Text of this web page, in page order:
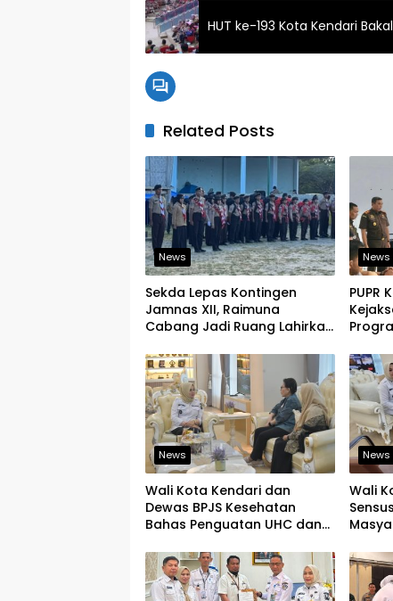
HUT ke-193 Kota Kendari
Related Posts
News
Sekda Lepas Kontingen
Jamnas XII, Raimuna
Cabang Jadi Ruang Lahirkan
Pemimpin
News
PUPR
News
Wali Kota Kendari dan
Dewas BPJS Kesehatan
Bahas Penguatan UHC dan
Kesehatan
News
Wali